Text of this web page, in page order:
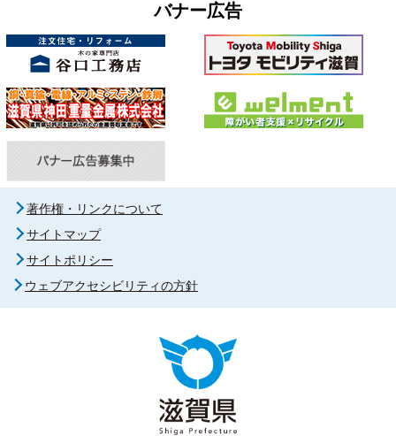
バナー広告
著作権・リンクについて
サイトマップ
サイトポリシー
ウェブアクセシビリティの方針